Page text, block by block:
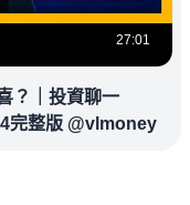
27:01
？｜投資聊一
完整版 @vlmoney